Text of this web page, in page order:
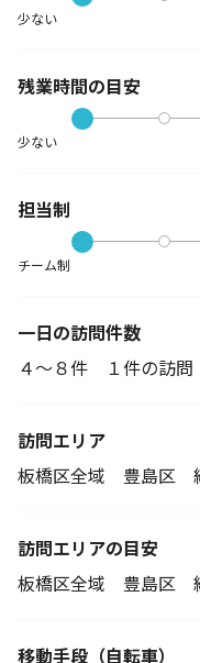
少ない
残業時間の目安
少ない
担当制
チーム制
一日の訪問件数
４～８件 １件の訪
訪問エリア
板橋区全域 豊島区
訪問エリアの目安
板橋区全域 豊島区
移動手段 （自転車）